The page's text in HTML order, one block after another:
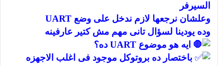
السيرفر
وعلشان نرجعها لازم ندخل على وضع UART
وده يودينا لسؤال تانى مهم مش كتير عارفينه
ايه هو موضوع UART ده؟
باختصار ده بروتوكل موجود فى اغلب الاجهزه